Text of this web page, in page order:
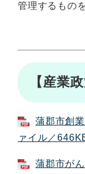
管理するもの
【産業
蒲郡市創
ァイル／
蒲郡市が